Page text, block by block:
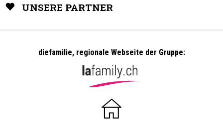
UNSERE PARTNER
diefamilie, regionale Webseite der Gruppe: